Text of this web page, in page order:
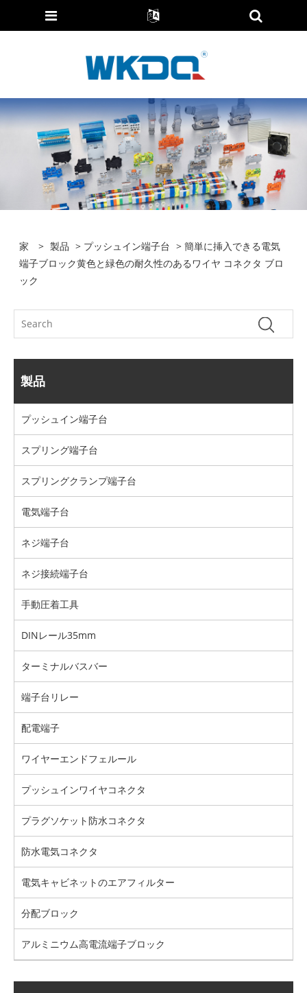
家 > 製品 > プッシュイン端​​子台 > 簡単に挿入できる電気
端子ブロック黄色と緑色の耐久性のあるワイヤ コネクタ ブロ
ック
製品
プッシュイン端​​子台
スプリング端子台
スプリングクランプ端子台
電気端子台
ネジ端子台
ネジ接続端子台
手動圧着工具
DINレール35mm
ターミナルバスバー
端子台リレー
配電端子
ワイヤーエンドフェルール
プッシュインワイヤコネクタ
プラグソケット防水コネクタ
防水電気コネクタ
電気キャビネットのエアフィルター
分配ブロック
アルミニウム高電流端子ブロック